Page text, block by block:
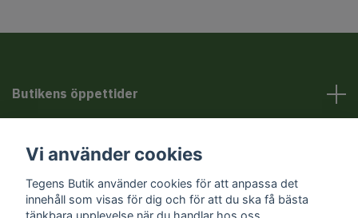
Butikens öppettider
Sociala medier
Vi använder cookies
Tegens Butik använder cookies för att anpassa det
innehåll som visas för dig och för att du ska få bästa
tänkbara upplevelse när du handlar hos oss.